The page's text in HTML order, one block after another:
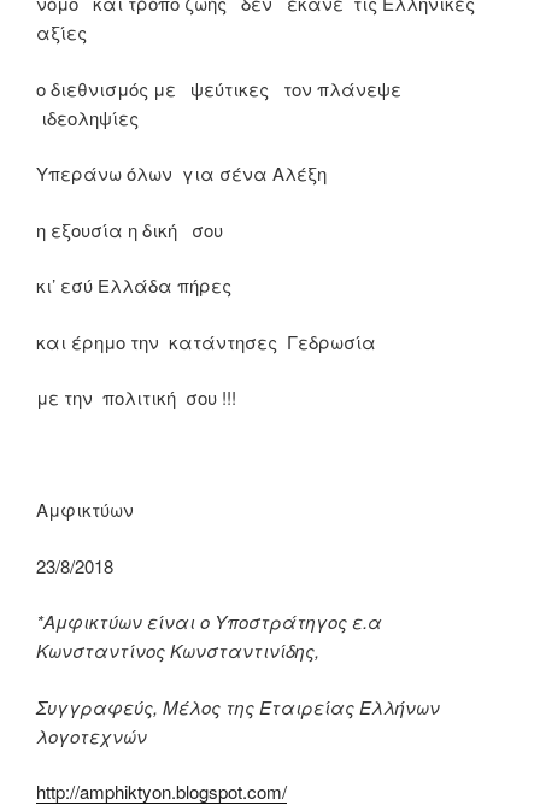
αξίες
ο διεθνισμός με ψεύτικες τον πλάνεψε
ιδεοληψίες
Υπεράνω όλων για σένα Αλέξη
η εξουσία η δική σου
κι’ εσύ Ελλάδα πήρες
και έρημο την κατάντησες Γεδρωσία
με την πολιτική σου !!!
Αμφικτύων
23/8/2018
*Αμφικτύων είναι ο Υποστράτηγος ε.α
Κωνσταντίνος Κωνσταντινίδης,
Συγγραφεύς, Μέλος της Εταιρείας Ελλήνων
λογοτεχνών
http://amphiktyon.blogspot.com/